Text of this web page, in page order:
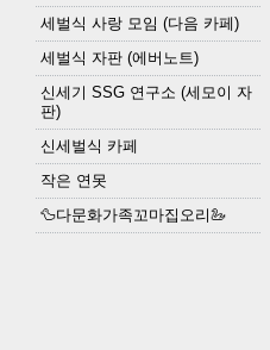
세벌식 사랑 모임 (다음 카페)
세벌식 자판 (에버노트)
신세기 SSG 연구소 (세모이 자
판)
신세벌식 카페
작은 연못
🦆다문화가족꼬마집오리🦢